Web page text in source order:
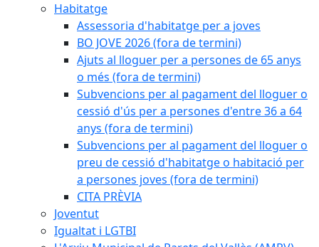
Habitatge
Assessoria d'habitatge per a joves
BO JOVE 2026 (fora de termini)
Ajuts al lloguer per a persones de 65 anys
o més (fora de termini)
Subvencions per al pagament del lloguer o
cessió d'ús per a persones d'entre 36 a 64
anys (fora de termini)
Subvencions per al pagament del lloguer o
preu de cessió d'habitatge o habitació per
a persones joves (fora de termini)
CITA PRÈVIA
Joventut
Igualtat i LGTBI